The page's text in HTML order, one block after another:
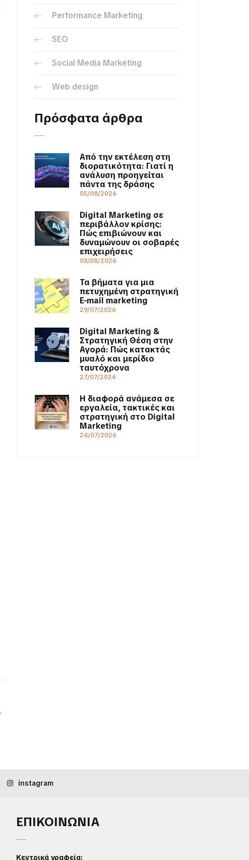
Performance Marketing
SEO
Social Media Marketing
Web design
Πρόσφατα άρθρα
Από την εκτέλεση στη
διορατικότητα: Γιατί η
ανάλυση προηγείται
πάντα της δράσης
05/08/2026
Digital Marketing σε
περιβάλλον κρίσης:
Πώς επιβιώνουν και
δυναμώνουν οι σοβαρές
επιχειρήσεις
03/08/2026
Τα βήματα για μια
πετυχημένη στρατηγική
E-mail marketing
29/07/2026
Digital Marketing &
Στρατηγική Θέση στην
Αγορά: Πώς κατακτάς
μυαλό και μερίδιο
ταυτόχρονα
27/07/2026
Η διαφορά ανάμεσα σε
εργαλεία, τακτικές και
στρατηγική στο Digital
Marketing
24/07/2026
instagram
ΕΠΙΚΟΙΝΩΝΙΑ
Κεντρικά γραφεία: